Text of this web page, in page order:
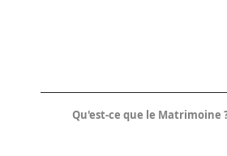
Qu'est-ce que le Matrimoine